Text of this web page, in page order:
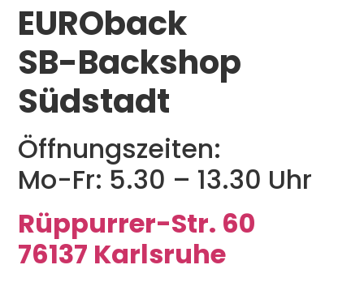
EUROback
SB-Backshop
Südstadt
Öffnungszeiten:
Mo-Fr: 5.30 – 13.30 Uhr
Rüppurrer-Str. 60
76137 Karlsruhe